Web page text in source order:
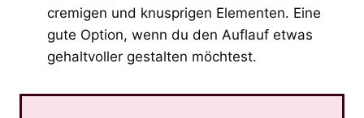
cremigen und knusprigen Elementen. Eine
gute Option, wenn du den Auflauf etwas
gehaltvoller gestalten möchtest.